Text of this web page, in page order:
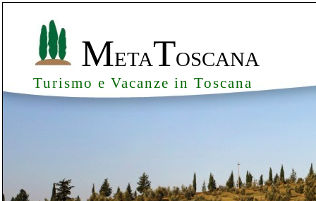
METATOSCANA
Turismo e Vacanze in Toscana